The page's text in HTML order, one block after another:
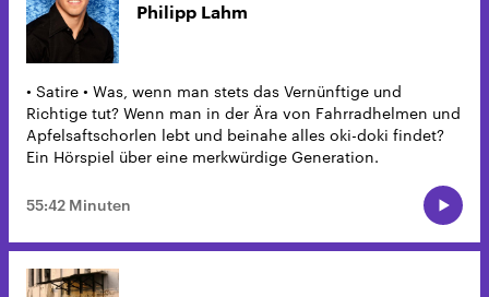
Philipp Lahm
• Satire • Was, wenn man stets das Vernünftige und
Richtige tut? Wenn man in der Ära von Fahrradhelmen und
Apfelsaftschorlen lebt und beinahe alles oki-doki findet?
Ein Hörspiel über eine merkwürdige Generation.
55:42 Minuten